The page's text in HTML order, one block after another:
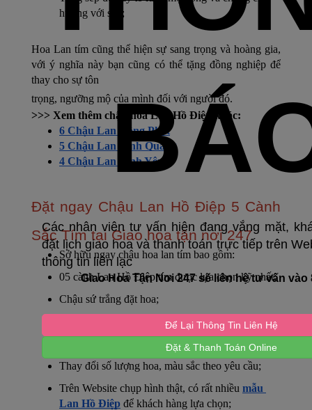
hướng với sếp;
Hoa Lan tím cũng thể hiện sự sang trọng và hoàng gia,
với ý nghĩa này bạn cũng có thể tặng đồng nghiệp để
thay cho sự tôn
trọng, ngưỡng mộ của mình đối với người đó.
>>> Xem thêm chậu hoa Lan Hồ Điệp khác:
6 Chậu Lan Hồng Phát
5 Chậu Lan Vinh Quang
4 Chậu Lan Bình Yên
Đặt ngay Chậu Lan Hồ Điệp 5 Cành
Sắc Tím tại Giao hoa tận nơi 247
Sở hữu ngay chậu hoa lan tím bao gồm:
05 cành Lan Hồ Điệp tím được lựa chọn kỹ nhất;
Chậu sứ trắng đặt hoa;
Các phụ kiện trang trí đẹp mắt để làm quà tặng;
Biểu ngữ, băng rôn, thiệp đi kèm nếu có yêu cầu;
Thay đổi số lượng hoa, màu sắc theo yêu cầu;
Trên Website chụp hình thật, có rất nhiều mẫu
Lan Hồ Điệp để khách hàng lựa chọn;
Các nhân viên tư vấn hiện đang vắng mặt,
đặt lịch giao hoa và thanh toán trực tiếp trên
thông tin liên lạc
Giao Hoa Tận Nơi 247 sẽ liên hệ tư vấn vào
Để Lại Thông Tin Liên Hệ
Đặt & Thanh Toán Online